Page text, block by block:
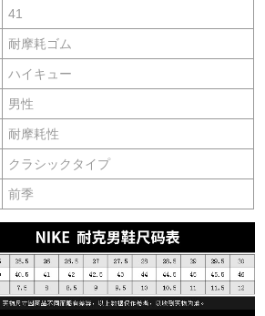
41
耐摩耗ゴム
ハイキュー
男性
耐摩耗性
クラシックタイプ
前季